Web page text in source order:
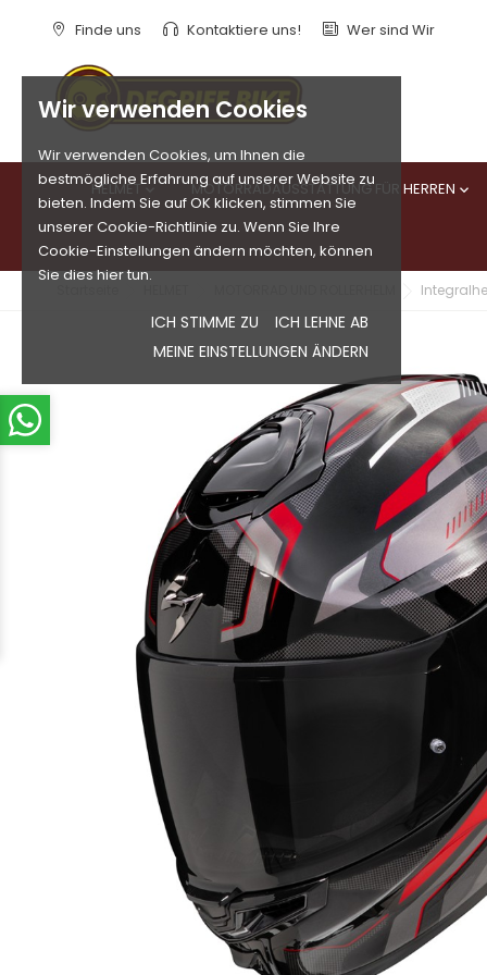
Wir verwenden Cookies
Wir verwenden Cookies, um Ihnen die
bestmögliche Erfahrung auf unserer Website zu
bieten. Indem Sie auf OK klicken, stimmen Sie
unserer Cookie-Richtlinie zu. Wenn Sie Ihre
Cookie-Einstellungen ändern möchten, können
Sie dies hier tun.
ICH STIMME ZU
ICH LEHNE AB
MEINE EINSTELLUNGEN ÄNDERN
Finde uns Kontaktiere uns! Wer sind Wir
HELMET MOTORRADAUSSTATTUNG FÜR HERREN 